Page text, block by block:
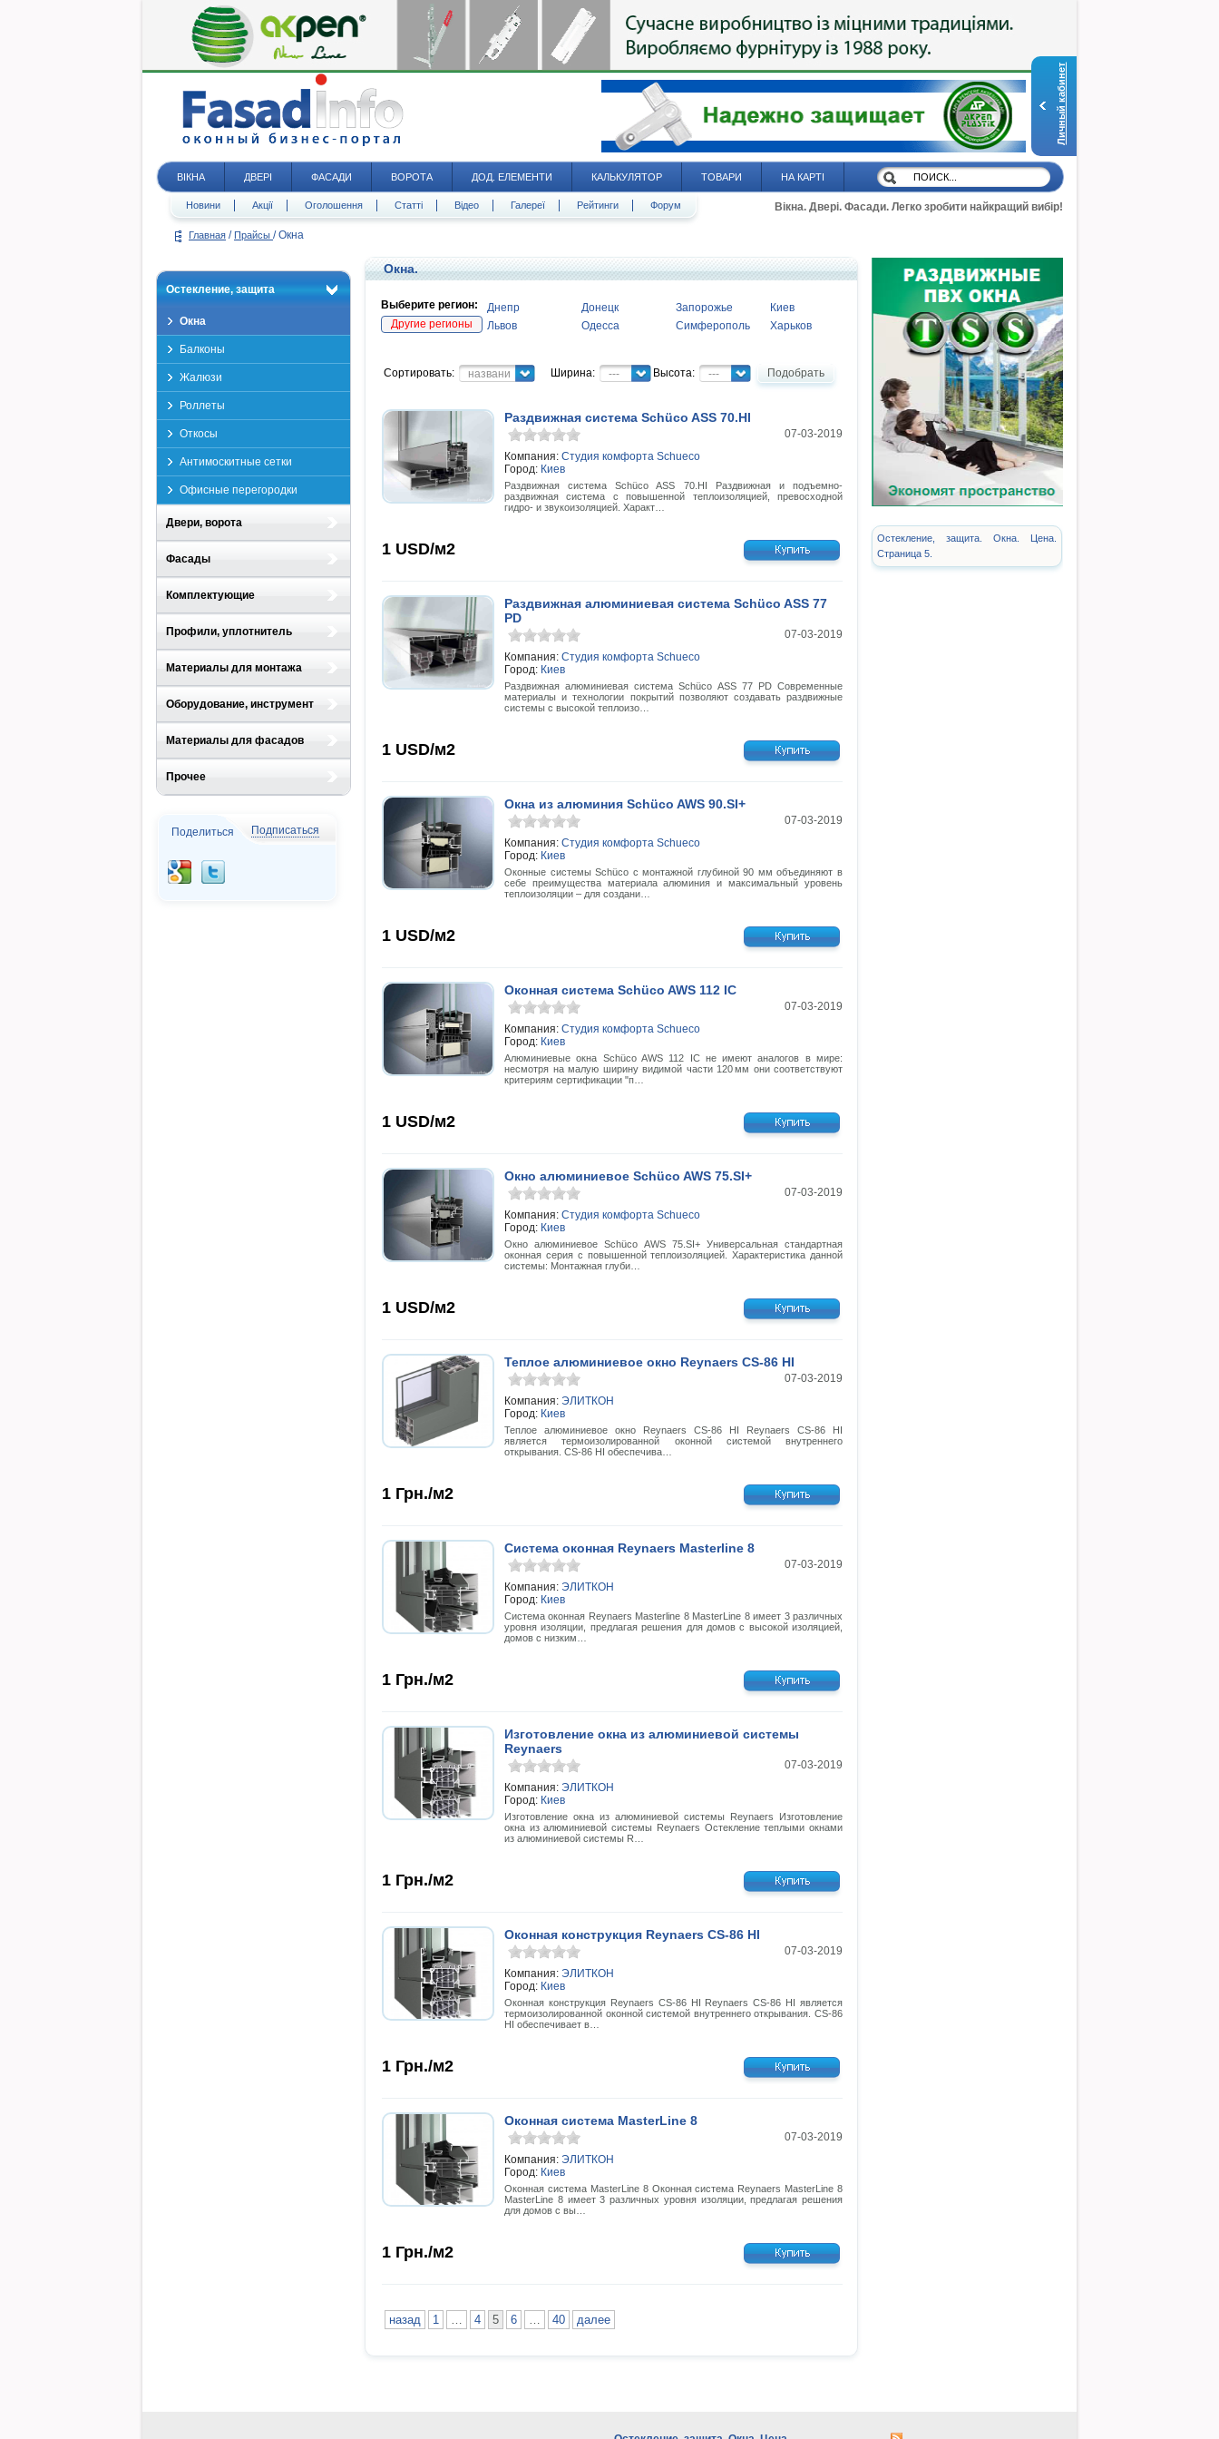
Личный кабинет
ВІКНА ДВЕРІ ФАСАДИ ВОРОТА ДОД. ЕЛЕМЕНТИ КАЛЬКУЛЯТОР ТОВАРИ НА КАРТІ
Новини Акції Оголошення Статті Відео Галереї Рейтинги Форум Вікна. Двері. Фасади. Легко зробити найкращий вибір!
Главная / Прайсы / Окна
Остекление, защита
Окна
Балконы
Жалюзи
Роллеты
Откосы
Антимоскитные сетки
Офисные перегородки
Двери, ворота
Фасады
Комплектующие
Профили, уплотнитель
Материалы для монтажа
Оборудование, инструмент
Материалы для фасадов
Прочее
Поделиться Подписаться
Окна.
Выберите регион:
Другие регионы
Днепр Донецк Запорожье
Киев
Львов
Одесса Симферополь Харьков
Сортировать: название Ширина: --- Высота: --- Подобрать
Раздвижная система Schüco ASS 70.HI
07-03-2019
Компания: Студия комфорта Schueco
Город: Киев
Раздвижная система Schüco ASS 70.HI Раздвижная и подъемно-
раздвижная система с повышенной теплоизоляцией, превосходной
гидро- и звукоизоляцией. Характ…
1 USD/м2
Раздвижная алюминиевая система Schüco ASS 77
PD
07-03-2019
Компания: Студия комфорта Schueco
Город: Киев
Раздвижная алюминиевая система Schüco ASS 77 PD Современные
материалы и технологии покрытий позволяют создавать раздвижные
системы с высокой теплоизо…
1 USD/м2
Окна из алюминия Schüco AWS 90.SI+
07-03-2019
Компания: Студия комфорта Schueco
Город: Киев
Оконные системы Schüco с монтажной глубиной 90 мм объединяют в
себе преимущества материала алюминия и максимальный уровень
теплоизоляции – для создани…
1 USD/м2
Оконная система Schüco AWS 112 IC
07-03-2019
Компания: Студия комфорта Schueco
Город: Киев
Алюминиевые окна Schüco AWS 112 IC не имеют аналогов в мире:
несмотря на малую ширину видимой части 120 мм они соответствуют
критериям сертификации "п…
1 USD/м2
Окно алюминиевое Schüco AWS 75.SI+
07-03-2019
Компания: Студия комфорта Schueco
Город: Киев
Окно алюминиевое Schüco AWS 75.SI+ Универсальная стандартная
оконная серия с повышенной теплоизоляцией. Характеристика данной
системы: Монтажная глуби…
1 USD/м2
Теплое алюминиевое окно Reynaers CS-86 HI
07-03-2019
Компания: ЭЛИТКОН
Город: Киев
Теплое алюминиевое окно Reynaers CS-86 HI Reynaers CS-86 HI
является термоизолированной оконной системой внутреннего
открывания. CS-86 HI обеспечива…
1 Грн./м2
Система оконная Reynaers Masterline 8
07-03-2019
Компания: ЭЛИТКОН
Город: Киев
Система оконная Reynaers Masterline 8 MasterLine 8 имеет 3 различных
уровня изоляции, предлагая решения для домов с высокой изоляцией,
домов с низким…
1 Грн./м2
Изготовление окна из алюминиевой системы
Reynaers
07-03-2019
Компания: ЭЛИТКОН
Город: Киев
Изготовление окна из алюминиевой системы Reynaers Изготовление
окна из алюминиевой системы Reynaers Остекление теплыми окнами
из алюминиевой системы R…
1 Грн./м2
Оконная конструкция Reynaers CS-86 HI
07-03-2019
Компания: ЭЛИТКОН
Город: Киев
Оконная конструкция Reynaers CS-86 HI Reynaers CS-86 HI является
термоизолированной оконной системой внутреннего открывания. CS-86
HI обеспечивает в…
1 Грн./м2
Оконная система MasterLine 8
07-03-2019
Компания: ЭЛИТКОН
Город: Киев
Оконная система MasterLine 8 Оконная система Reynaers MasterLine 8
MasterLine 8 имеет 3 различных уровня изоляции, предлагая решения
для домов с вы…
1 Грн./м2
назад 1 … 4 5 6 … 40 далее
Остекление, защита. Окна. Цена.
Страница 5.